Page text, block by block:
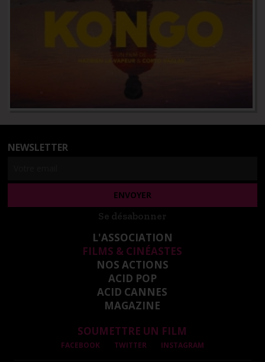
NEWSLETTER
Se désabonner
L'ASSOCIATION
FILMS & CINÉASTES
NOS ACTIONS
ACID POP
ACID CANNES
MAGAZINE
SOUMETTRE UN FILM
FACEBOOK TWITTER INSTAGRAM